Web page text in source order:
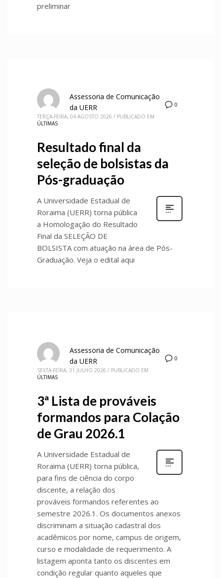
preliminar
0
Assessoria de Comunicação
da UERR
TERÇA-FEIRA, 04 AGOSTO 2026 / PUBLICADO EM
ÚLTIMAS
Resultado final da
seleção de bolsistas da
Pós-graduação
A Universidade Estadual de
Roraima (UERR) torna pública
a Homologação do Resultado
Final da SELEÇÃO DE
BOLSISTA com atuação na área de Pós-
Graduação. Veja o edital aqui
0
Assessoria de Comunicação
da UERR
SEXTA-FEIRA, 31 JULHO 2026 / PUBLICADO EM
ÚLTIMAS
3ª Lista de prováveis
formandos para Colação
de Grau 2026.1
A Universidade Estadual de
Roraima (UERR) torna pública,
para fins de ciência do corpo
discente, a relação dos
prováveis formandos referentes ao
semestre 2026.1. Os documentos anexos
discriminam a situação cadastral dos
acadêmicos por nome, campus de origem,
curso e modalidade de requerimento. A
listagem aponta tanto os discentes em
condição regular quanto aqueles que